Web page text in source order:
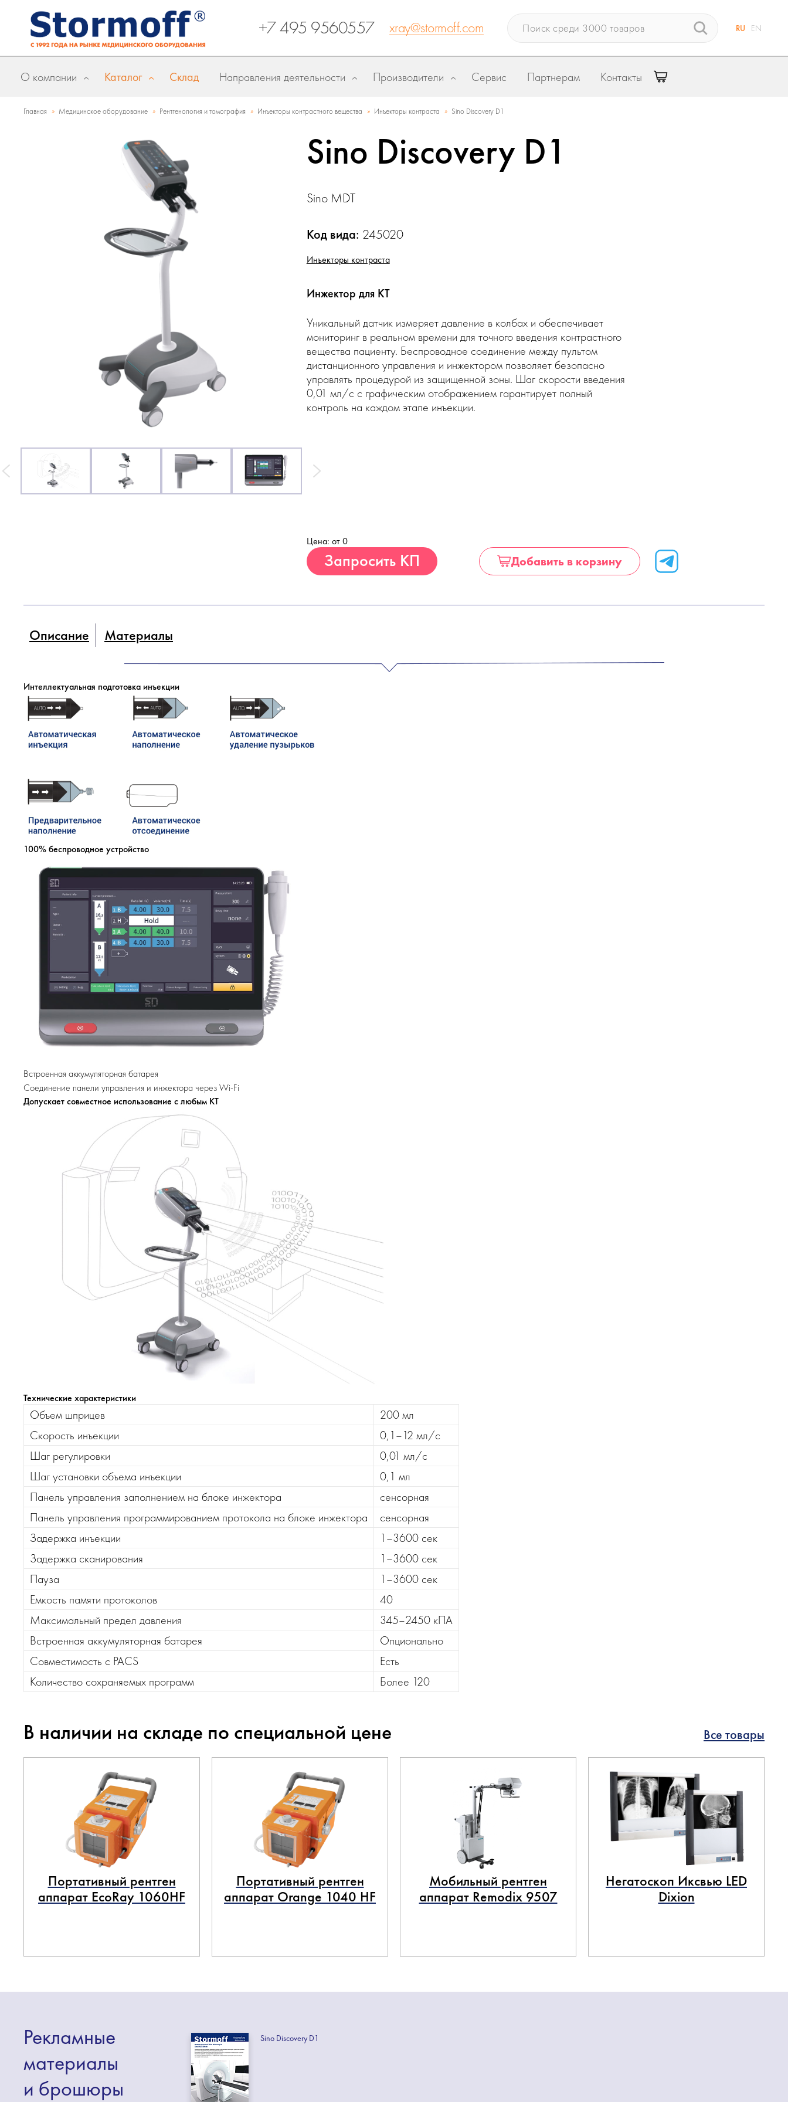
+7 495 9560557 xray@stormoff.com RU EN
О компании Каталог Склад Направления деятельности Производители Сервис Партнерам Контакты
Главная » Медицинское оборудование » Рентгенология и томография » Инъекторы контрастного вещества » Инъекторы контраста » Sino Discovery D1
Sino Discovery D1
Sino MDT
Код вида: 245020
Инъекторы контраста
Инжектор для КТ
Уникальный датчик измеряет давление в колбах и обеспечивает
мониторинг в реальном времени для точного введения контрастного
вещества пациенту. Беспроводное соединение между пультом
дистанционного управления и инжектором позволяет безопасно
управлять процедурой из защищенной зоны. Шаг скорости введения
0,01 мл/с с графическим отображением гарантирует полный
контроль на каждом этапе инъекции.
Цена: от 0
Запросить КП Добавить в корзину
Описание Материалы
Интеллектуальная подготовка инъекции
100% беспроводное устройство
Встроенная аккумуляторная батарея
Соединение панели управления и инжектора через Wi-Fi
Допускает совместное использование с любым КТ
Технические характеристики
Объем шприцев
200 мл
Скорость инъекции
0,1–12 мл/с
Шаг регулировки
0,01 мл/с
Шаг установки объема инъекции
0,1 мл
Панель управления заполнением на блоке инжектора
сенсорная
Панель управления программированием протокола на блоке инжектора
сенсорная
Задержка инъекции
1–3600 сек
Задержка сканирования
1–3600 сек
Пауза
1–3600 сек
Емкость памяти протоколов
40
Максимальный предел давления
345–2450 кПА
Встроенная аккумуляторная батарея
Опционально
Совместимость с PACS
Есть
Количество сохраняемых программ
Более 120
В наличии на складе по специальной цене Все товары
Портативный рентген
аппарат EcoRay 1060HF
Портативный рентген
аппарат Orange 1040 HF
Мобильный рентген
аппарат Remodix 9507
Негатоскоп Иксвью LED
Dixion
Рекламные
материалы
и брошюры
Sino Discovery D1